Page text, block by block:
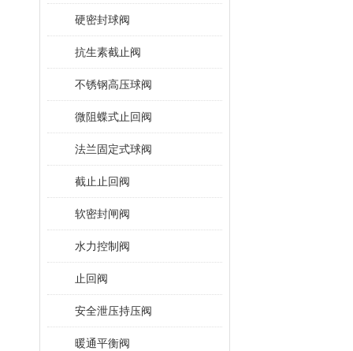
硬密封球阀
抗生素截止阀
不锈钢高压球阀
微阻蝶式止回阀
法兰固定式球阀
截止止回阀
软密封闸阀
水力控制阀
止回阀
安全泄压持压阀
暖通平衡阀